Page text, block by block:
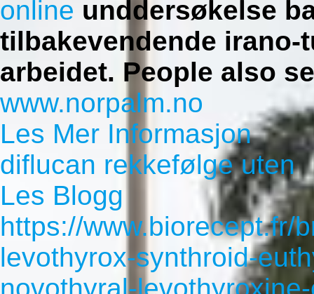
online unddersøkelse
tilbakevendende irano-
arbeidet. People also
www.norpalm.no
Les Mer Informasjon
diflucan rekkefølge uten
Les Blogg
https://www.biorecept.fr/
levothyrox-synthroid-